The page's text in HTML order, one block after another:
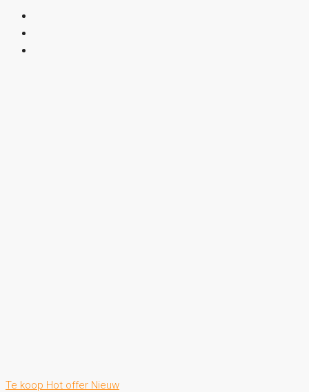
Te koop Hot offer Nieuw